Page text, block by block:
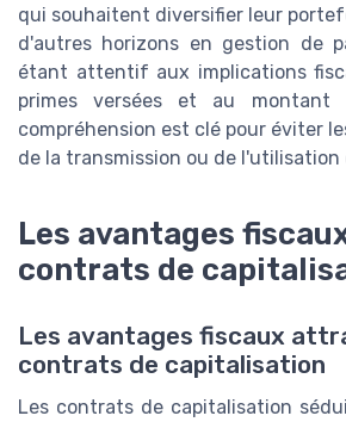
qui souhaitent diversifier leur
d'autres horizons en gestion de
étant attentif aux implications
primes versées et au montant
compréhension est clé pour éviter
de la transmission ou de l'utilisation
Les avantages
contrats de
Les avantages fiscaux
contrats de capitalisation
Les contrats de capitalisation